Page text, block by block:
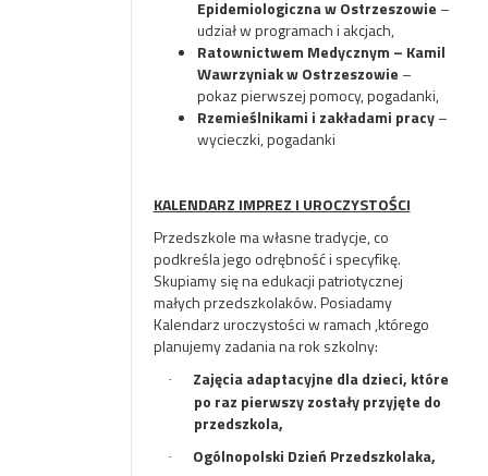
Epidemiologiczna w Ostrzeszowie –
udział w programach i akcjach,
Ratownictwem Medycznym – Kamil
Wawrzyniak w Ostrzeszowie –
pokaz pierwszej pomocy, pogadanki,
Rzemieślnikami i zakładami pracy–
wycieczki, pogadanki
KALENDARZ IMPREZ I UROCZYSTOŚCI
Przedszkole ma własne tradycje, co
podkreśla jego odrębność i specyfikę.
Skupiamy się na edukacji patriotycznej
małych przedszkolaków. Posiadamy
Kalendarz uroczystości w ramach ,którego
planujemy zadania na rok szkolny:
·
Zajęcia adaptacyjne dla dzieci, które
po raz pierwszy zostały przyjęte do
przedszkola,
· Ogólnopolski Dzień Przedszkolaka,